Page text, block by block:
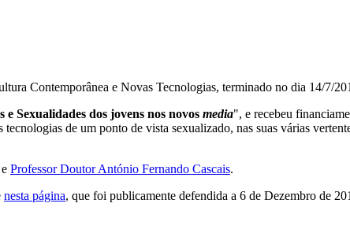
Contemporânea e Novas Tecnologias, terminado no dia 14/7/
Sexualidades dos jovens nos novos media", e recebeu
de um ponto de vista sexualizado, nas suas várias
e Professor Doutor António Fernando Cascais.
nesta página, que foi publicamente defendida a 6 de Dezembro de